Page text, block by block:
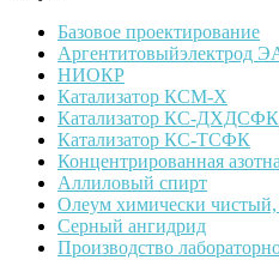
Базовое проектирование
Аргентитовыйэлектрод
НИОКР
Катализатор КСМ-Х
Катализатор КС-ДХДСФК
Катализатор КС-ТСФК
Концентрированная
Аллиловый спирт
Олеум химически чистый,
Серный ангидрид
Производство